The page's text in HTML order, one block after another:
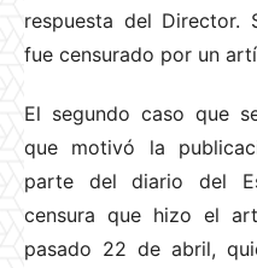
respuesta del Director.
fue censurado por un
El segundo caso que
que motivó la
parte del diario del
censura que hizo el
pasado 22 de abril,